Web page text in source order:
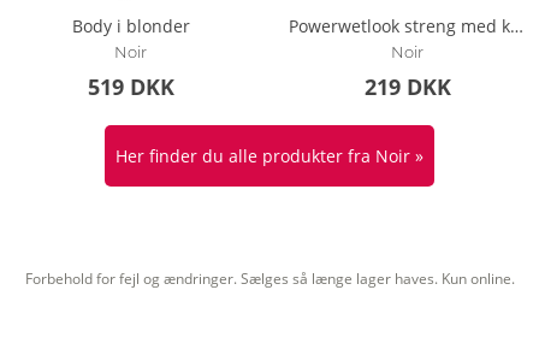
Body i blonder
Noir
519 DKK
Powerwetlook streng med kroglukning i sideåbningen
Noir
219 DKK
Her finder du alle produkter fra Noir »
Forbehold for fejl og ændringer. Sælges så længe lager haves. Kun online.